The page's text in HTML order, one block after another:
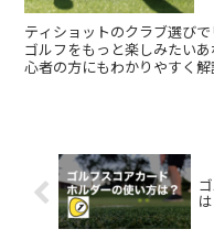
ティショットのクラブ選び
ゴルフをもっと楽しみたい
心者の方にもわかりやすく